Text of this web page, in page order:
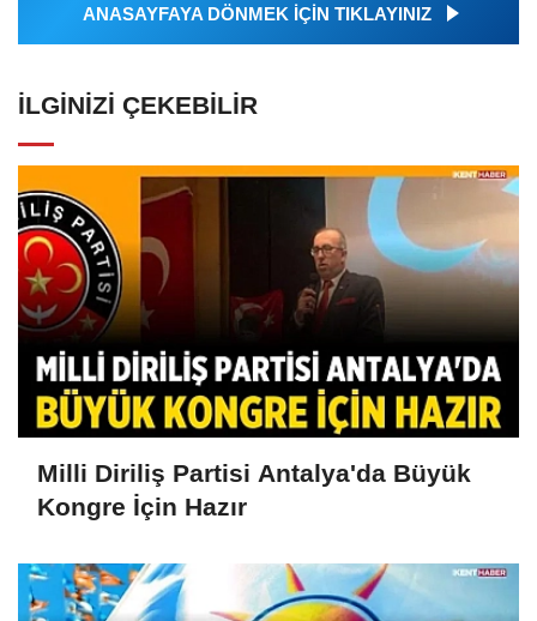
ANASAYFAYA DÖNMEK İÇİN TIKLAYINIZ
İLGINIZI ÇEKEBILIR
Milli Diriliş Partisi Antalya'da Büyük
Kongre İçin Hazır